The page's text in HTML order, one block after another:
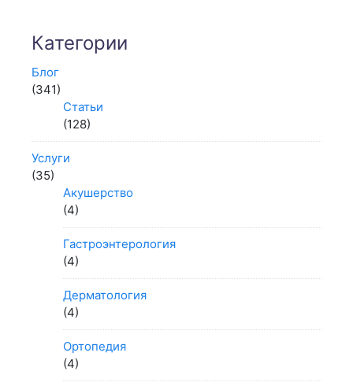
Категории
Блог
(341)
Статьи
(128)
Услуги
(35)
Акушерство
(4)
Гастроэнтерология
(4)
Дерматология
(4)
Ортопедия
(4)